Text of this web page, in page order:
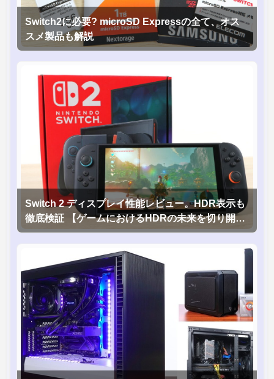
Switch2に必要? microSD Expressの全て、オス
スメ製品も解説
Switch 2 ディスプレイ性能レビュー。HDR表示も
徹底検証 【ゲームにおけるHDRの未来を切り開く
1台！】